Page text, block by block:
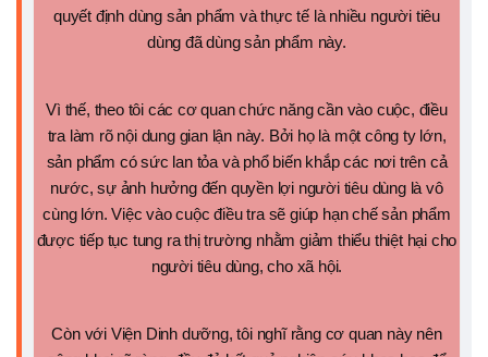
quyết định dùng sản phẩm và thực tế là nhiều người tiêu
dùng đã dùng sản phẩm này.
Vì thế, theo tôi các cơ quan chức năng cần vào cuộc, điều
tra làm rõ nội dung gian lận này. Bởi họ là một công ty lớn,
sản phẩm có sức lan tỏa và phổ biến khắp các nơi trên cả
nước, sự ảnh hưởng đến quyền lợi người tiêu dùng là vô
cùng lớn. Việc vào cuộc điều tra sẽ giúp hạn chế sản phẩm
được tiếp tục tung ra thị trường nhằm giảm thiểu thiệt hại cho
người tiêu dùng, cho xã hội.
Còn với Viện Dinh dưỡng, tôi nghĩ rằng cơ quan này nên